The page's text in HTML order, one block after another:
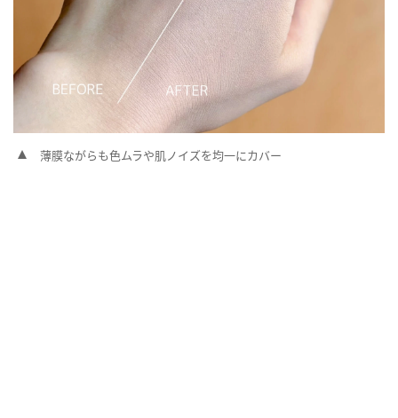
薄膜ながらも色ムラや肌ノイズを均一にカバー